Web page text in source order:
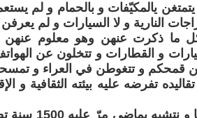
يالمكيّفات و بالحمام و لم
النارية و لا السيارات و لم
ما ذكرت عنهن وهو معلوم عنهن و
و القطارات و تتخلون عن
قمحكم و تتغوطن في العراء و
تفرضه عليه بيئته الثقافية و
و يعتبر تخلفا